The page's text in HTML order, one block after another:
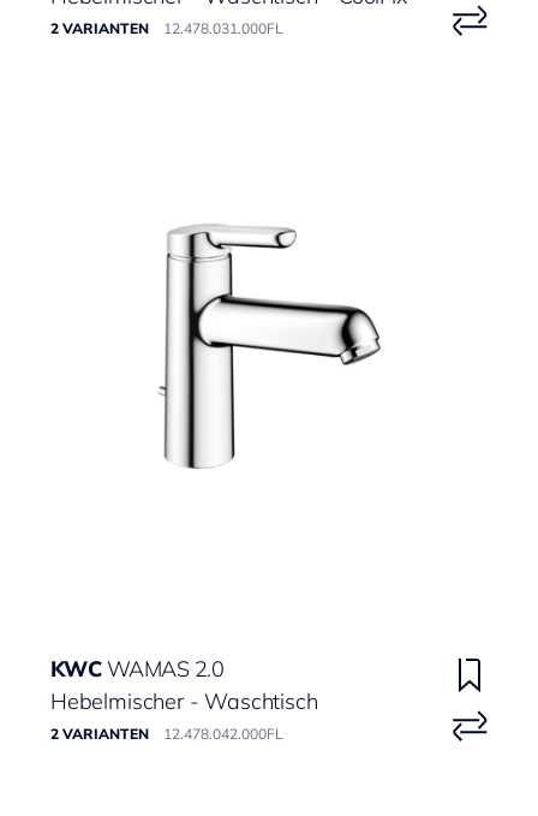
2 VARIANTEN 12.478.031.000FL
KWCWAMAS 2.0
Hebelmischer - Waschtisch
2 VARIANTEN 12.478.042.000FL